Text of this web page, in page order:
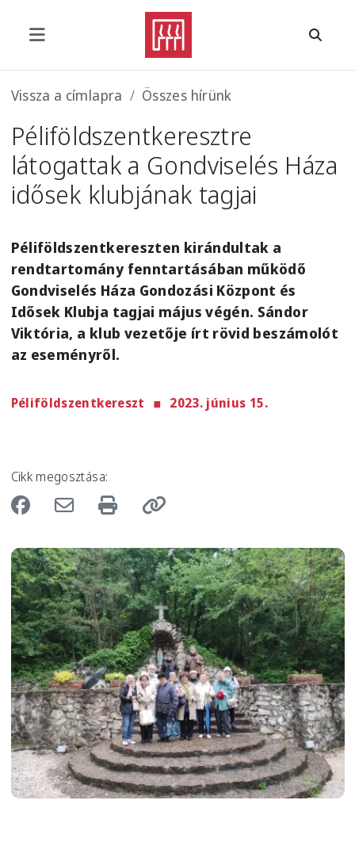
Morzsa
Vissza a címlapra Összes hírünk
Péliföldszentkeresztre
látogattak a Gondviselés Háza
idősek klubjának tagjai
Péliföldszentkereszten kirándultak a
rendtartomány fenntartásában működő
Gondviselés Háza Gondozási Központ és
Idősek Klubja tagjai május végén. Sándor
Viktória, a klub vezetője írt rövid beszámolót
az eseményről.
Péliföldszentkereszt 2023. június 15.
Cikk megosztása:
Image